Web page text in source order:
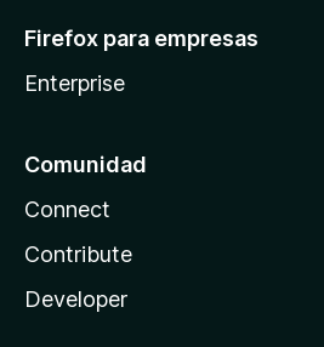
Firefox para empresas
Enterprise
Comunidad
Connect
Contribute
Developer